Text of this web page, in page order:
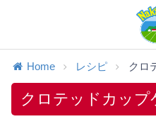
Home レシピ クロ
クロテッドカップ